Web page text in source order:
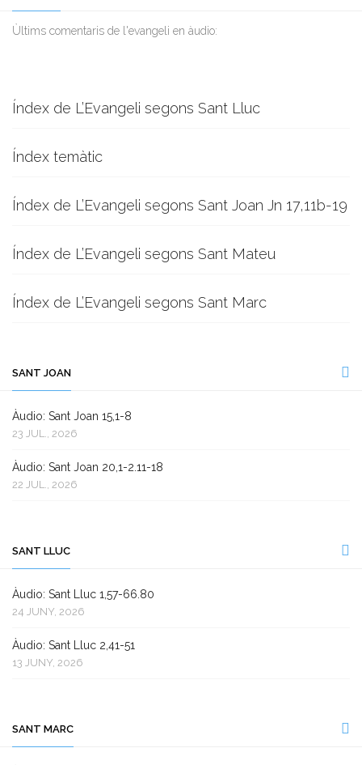
Ùltims comentaris de l'evangeli en àudio:
Índex de L’Evangeli segons Sant Lluc
Índex temàtic
Índex de L’Evangeli segons Sant Joan Jn 17,11b-19
Índex de L’Evangeli segons Sant Mateu
Índex de L’Evangeli segons Sant Marc
SANT JOAN
Àudio: Sant Joan 15,1-8
23 JUL., 2026
Àudio: Sant Joan 20,1-2.11-18
22 JUL., 2026
SANT LLUC
Àudio: Sant Lluc 1,57-66.80
24 JUNY, 2026
Àudio: Sant Lluc 2,41-51
13 JUNY, 2026
SANT MARC